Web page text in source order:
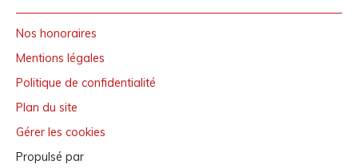
Nos honoraires
Mentions légales
Politique de confidentialité
Plan du site
Gérer les cookies
Propulsé par